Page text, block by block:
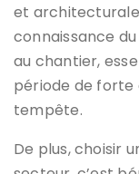
et
connaissance
au chantier,
période de forte
tempête.
De plus, choisir